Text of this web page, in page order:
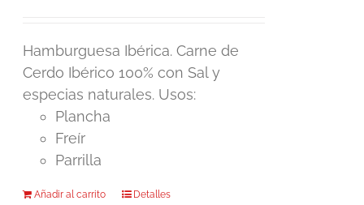
Hamburguesa Ibérica. Carne de
Cerdo Ibérico 100% con Sal y
especias naturales. Usos:
Plancha
Freír
Parrilla
Añadir al carrito Detalles